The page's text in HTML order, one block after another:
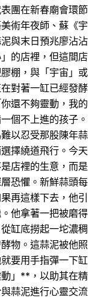
團在新春廟會環節
術年夜師、蘇《宇
與末日預兆廖沾沾
的店裡，但這間店
棚，與「宇宙」或
對著一缸已經發酵
還不夠靈動，我的
個不上進的孩子。
以忍受那股陳年蒜
擇繞道飛行。今天
店裡的生意，而是
恐懼。新鮮蒜頭每
再這樣下去，他引
他拿著一把被磨得
缸底撈起一坨濃稠
物。這蒜泥被他照
要用手指彈一下缸
」**，以助其在精
蒜泥進行心靈交流